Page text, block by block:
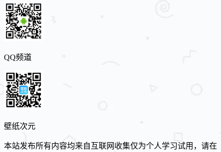
QQ频道
壁纸次元
本站发布所有内容均来自互联网收集仅为个人学习试用，请在